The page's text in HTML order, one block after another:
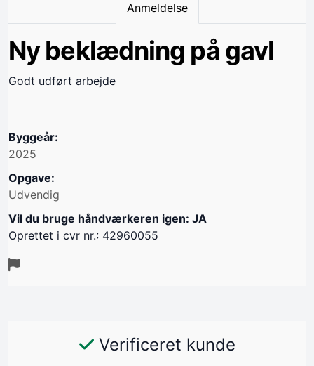
Anmeldelse
Ny beklædning på gavl
Godt udført arbejde
Byggeår:
2025
Opgave:
Udvendig
Vil du bruge håndværkeren igen: JA
Oprettet i cvr nr.: 42960055
Verificeret kunde